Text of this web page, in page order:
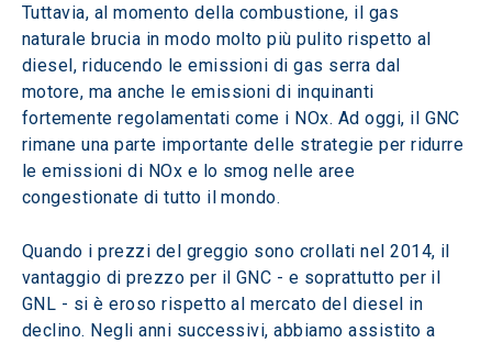
Tuttavia, al momento della combustione, il gas
naturale brucia in modo molto più pulito rispetto al
diesel, riducendo le emissioni di gas serra dal
motore, ma anche le emissioni di inquinanti
fortemente regolamentati come i NOx. Ad oggi, il GNC
rimane una parte importante delle strategie per ridurre
le emissioni di NOx e lo smog nelle aree
congestionate di tutto il mondo.
Quando i prezzi del greggio sono crollati nel 2014, il
vantaggio di prezzo per il GNC - e soprattutto per il
GNL - si è eroso rispetto al mercato del diesel in
declino. Negli anni successivi, abbiamo assistito a